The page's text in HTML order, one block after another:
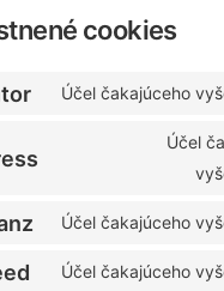
cookies
Účel čakajúceho
Účel
Účel čakajúceho
Účel čakajúceho